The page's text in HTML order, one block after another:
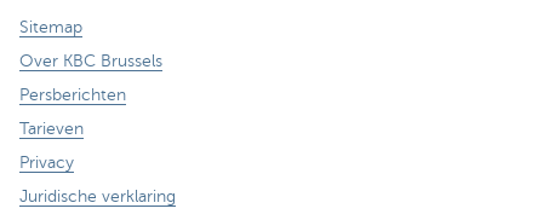
Sitemap
Over KBC Brussels
Persberichten
Tarieven
Privacy
Juridische verklaring